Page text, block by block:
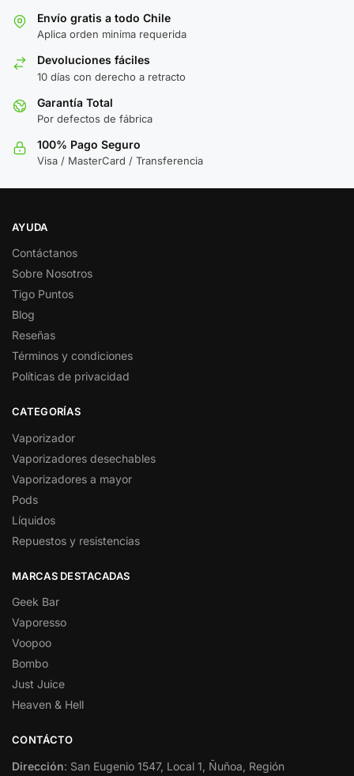
Envío gratis a todo Chile
Aplica orden minima requerida
Devoluciones fáciles
10 días con derecho a retracto
Garantía Total
Por defectos de fábrica
100% Pago Seguro
Visa / MasterCard / Transferencia
AYUDA
Contáctanos
Sobre Nosotros
Tigo Puntos
Blog
Reseñas
Términos y condiciones
Políticas de privacidad
CATEGORÍAS
Vaporizador
Vaporizadores desechables
Vaporizadores a mayor
Pods
Líquidos
Repuestos y resistencias
MARCAS DESTACADAS
Geek Bar
Vaporesso
Voopoo
Bombo
Just Juice
Heaven & Hell
CONTÁCTO
Dirección: San Eugenio 1547, Local 1, Ñuñoa, Región